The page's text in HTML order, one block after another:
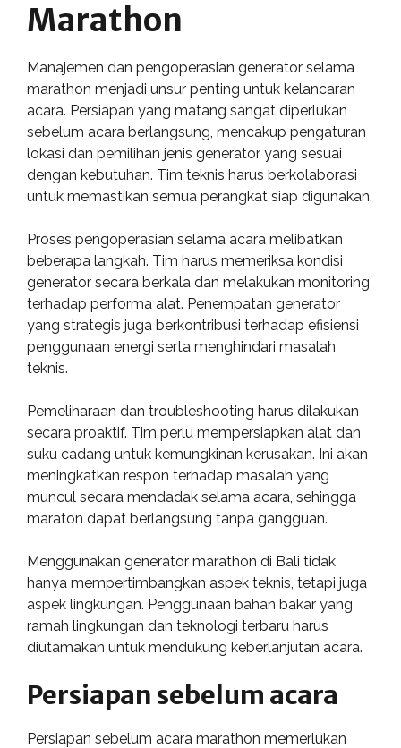
Marathon
Manajemen dan pengoperasian generator selama
marathon menjadi unsur penting untuk kelancaran
acara. Persiapan yang matang sangat diperlukan
sebelum acara berlangsung, mencakup pengaturan
lokasi dan pemilihan jenis generator yang sesuai
dengan kebutuhan. Tim teknis harus berkolaborasi
untuk memastikan semua perangkat siap digunakan.
Proses pengoperasian selama acara melibatkan
beberapa langkah. Tim harus memeriksa kondisi
generator secara berkala dan melakukan monitoring
terhadap performa alat. Penempatan generator
yang strategis juga berkontribusi terhadap efisiensi
penggunaan energi serta menghindari masalah
teknis.
Pemeliharaan dan troubleshooting harus dilakukan
secara proaktif. Tim perlu mempersiapkan alat dan
suku cadang untuk kemungkinan kerusakan. Ini akan
meningkatkan respon terhadap masalah yang
muncul secara mendadak selama acara, sehingga
maraton dapat berlangsung tanpa gangguan.
Menggunakan generator marathon di Bali tidak
hanya mempertimbangkan aspek teknis, tetapi juga
aspek lingkungan. Penggunaan bahan bakar yang
ramah lingkungan dan teknologi terbaru harus
diutamakan untuk mendukung keberlanjutan acara.
Persiapan sebelum acara
Persiapan sebelum acara marathon memerlukan